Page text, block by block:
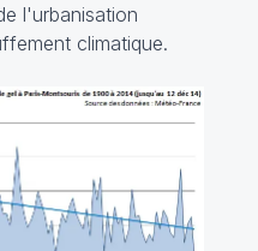
l'urbanisation
climatique.